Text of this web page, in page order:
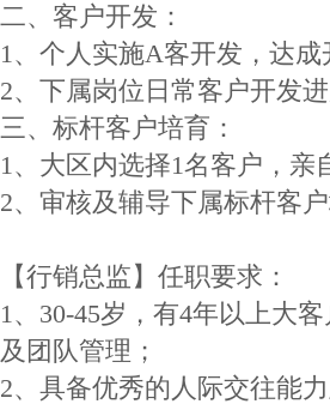
二、客户开发：
1、个人实施A客开发，达成
2、下属岗位日常客户开发
三、标杆客户培育：
1、大区内选择1名客户，
2、审核及辅导下属标杆客
【行销总监】任职要求：
1、30-45岁，有4年以上大
及团队管理；
2、具备优秀的人际交往能